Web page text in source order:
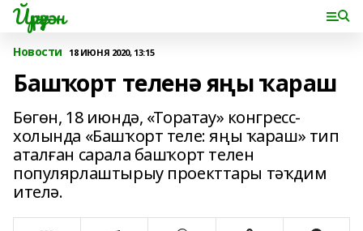
Йүрүҙән
Новости 18 ИЮНЯ 2020, 13:15
Башҡорт теленә яңы ҡараш
Бөгөн, 18 июндә, «Торатау» конгресс-
холында «Башҡорт теле: яңы ҡараш» тип
аталған сарала башҡорт телен
популярлаштырыу проекттары тәҡдим
ителә.